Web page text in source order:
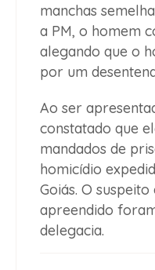
manchas
a PM, o homem
alegando que o
por um
Ao ser
constatado que
mandados de
homicídio
Goiás. O
apreendido
delegacia.